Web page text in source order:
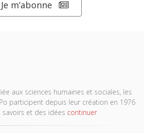
Je m’abonne
aux sciences humaines et sociales, les
participent depuis leur création en 1976
et des idées continuer